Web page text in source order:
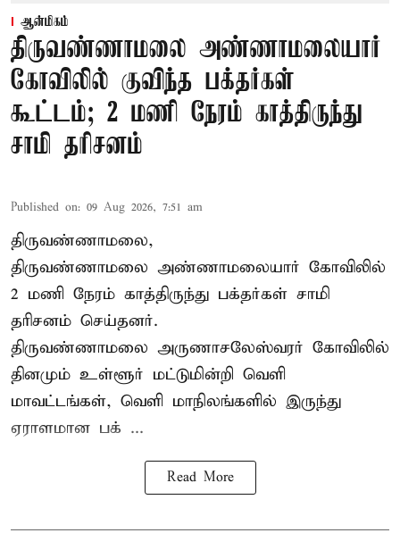
ஆன்மிகம்
திருவண்ணாமலை அண்ணாமலையார்
கோவிலில் குவிந்த பக்தர்கள்
கூட்டம்; 2 மணி நேரம் காத்திருந்து
சாமி தரிசனம்
Published on: 09 Aug 2026, 7:51 am
திருவண்ணாமலை,
திருவண்ணாமலை அண்ணாமலையார் கோவிலில்
2 மணி நேரம் காத்திருந்து பக்தர்கள் சாமி
தரிசனம் செய்தனர்.
திருவண்ணாமலை அருணாசலேஸ்வரர் கோவிலில்
தினமும் உள்ளூர் மட்டுமின்றி வெளி
மாவட்டங்கள், வெளி மாநிலங்களில் இருந்து
ஏராளமான பக் ...
Read More